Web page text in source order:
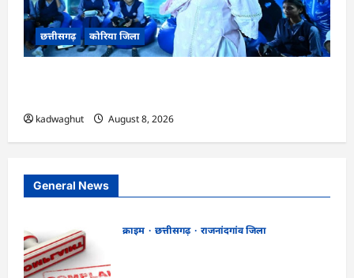
छत्तीसगढ़ कोरिया जिला
kadwaghut August 8, 2026
General News
क्राइम छत्तीसगढ़
राजनांदगांव जिला